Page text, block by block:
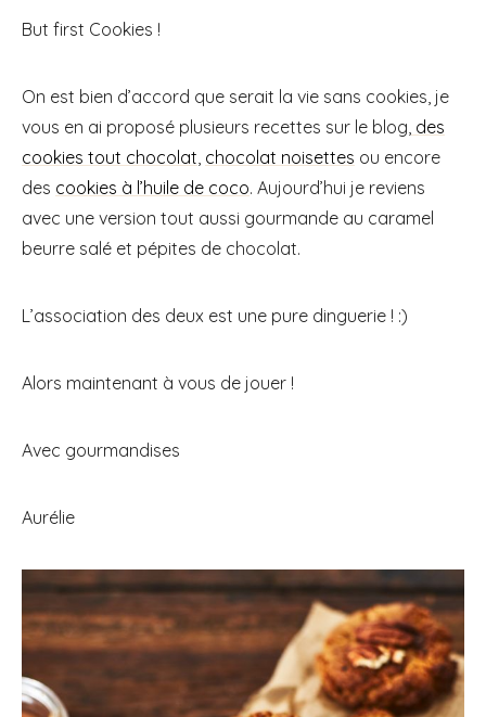
But first Cookies !
On est bien d’accord que serait la vie sans cookies, je
vous en ai proposé plusieurs recettes sur le blog, des
cookies tout chocolat chocolat noisettes ou encore
des cookies à l’huile de coco. Aujourd’hui je reviens
avec une version tout aussi gourmande au caramel
beurre salé et pépites de chocolat.
L’association des deux est une pure dinguerie ! :)
Alors maintenant à vous de jouer !
Avec gourmandises
Aurélie